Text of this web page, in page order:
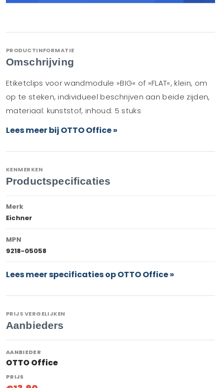
PRODUCTINFORMATIE
Omschrijving
Etiketclips voor wandmodule »BIG« of »FLAT«, klein, om
op te steken, individueel beschrijven aan beide zijden,
materiaal: kunststof, inhoud: 5 stuks
Lees meer bij OTTO Office »
KENMERKEN
Productspecificaties
Merk
Eichner
MPN
9218-05058
Lees meer specificaties op OTTO Office »
PRIJS VERGELIJKEN
Aanbieders
OTTO Office